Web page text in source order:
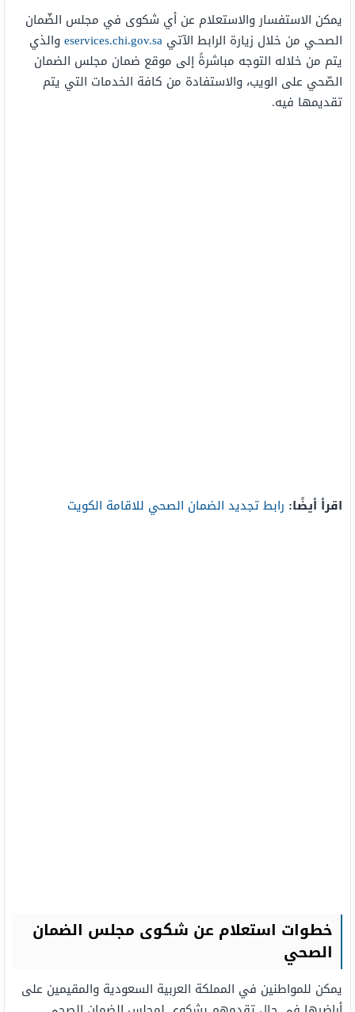
يمكن الاستفسار والاستعلام عن أي شكوى في مجلس الضّمان
الصحـي من خلال زيارة الرابط الآتي eservices.chi.gov.saوالذي
يتم من خلاله التوجه مباشرةً إلى موقع ضمان مجلس الضمان
الصّحي على الويب، والاستفادة من كافة الخدمات التي يتم
تقديمها فيه.
اقرأ أيضًا: رابط تجديد الضمان الصحي للاقامة الكويت
خطوات استعلام عن شكوى مجلس الضمان
الصحي
يمكن للمواطنين في المملكة العربية السعودية والمقيمين على